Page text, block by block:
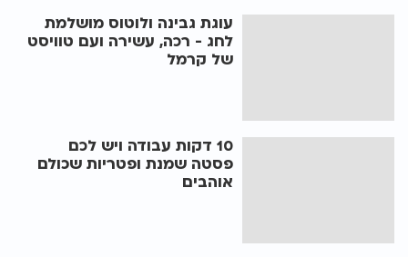
עוגת גבינה ולוטוס מושלמת
לחג - רכה, עשירה ועם טוויסט
של קרמל
10 דקות עבודה ויש לכם
פסטה שמנת ופטריות שכולם
אוהבים